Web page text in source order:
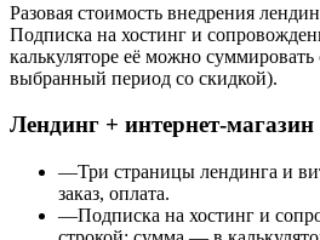
Разовая стоимость внедрения
Подписка на хостинг и
калькуляторе её можно суммировать
выбранный период со скидкой).
Лендинг + интернет-магазин
—Три страницы лендинга и
заказ, оплата.
—Подписка на хостинг и